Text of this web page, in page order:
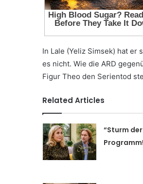
In Lale (Yeliz Simsek) hat
es nicht. Wie die ARD
Figur Theo den Serientod
Related Articles
“Sturm